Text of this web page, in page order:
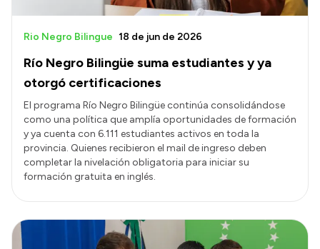
Río Negro Bilingüe suma estudiantes y ya
otorgó certificaciones
Rio Negro Bilingue 18 de jun de 2026
El programa Río Negro Bilingüe continúa consolidándose
como una política que amplía oportunidades de formación
y ya cuenta con 6.111 estudiantes activos en toda la
provincia. Quienes recibieron el mail de ingreso deben
completar la nivelación obligatoria para iniciar su
formación gratuita en inglés.